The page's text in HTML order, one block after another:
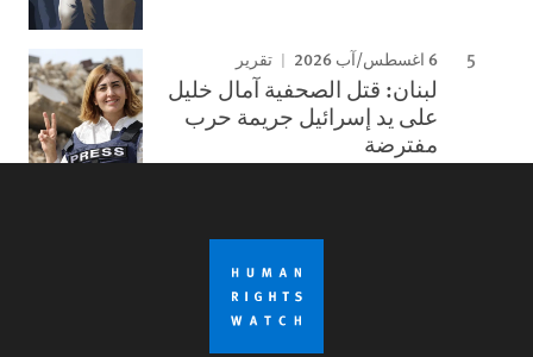
6 اغسطس/آب 2026 تقرير
لبنان: قتل الصحفية آمال خليل
على يد إسرائيل جريمة حرب
مفترضة